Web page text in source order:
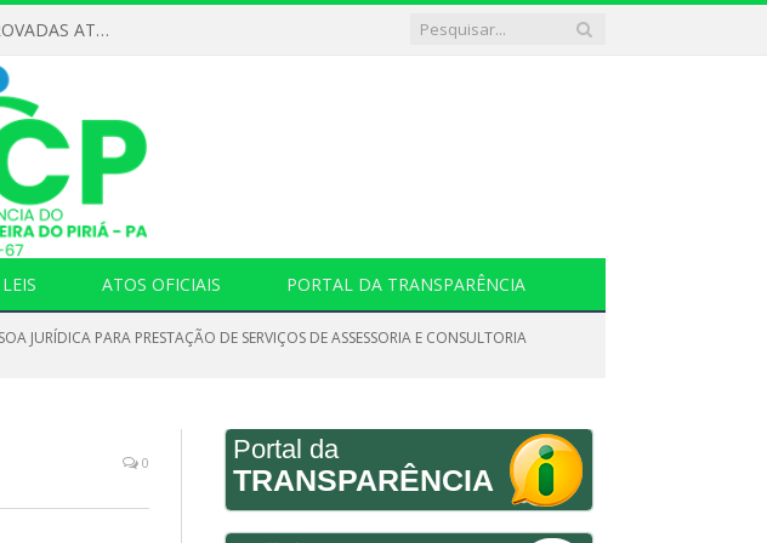
DECLARAMOS QUE NÃO HOUVERAM NOVAS LEIS APROVADAS ATÉ O MOMENTO PARA O INSTITUTO DE PREVIDÊNCIA NO ANO DE 2026
LEIS ATOS OFICIAIS PORTAL DA TRANSPARÊNCIA
JURÍDICA PARA PRESTAÇÃO DE SERVIÇOS DE ASSESSORIA E CONSULTORIA
0 Portal da
TRANSPARÊNCIA